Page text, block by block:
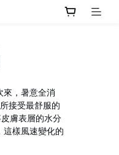
來，暑意全消
接受最舒服的
膚表層的水分
這樣風速變化的